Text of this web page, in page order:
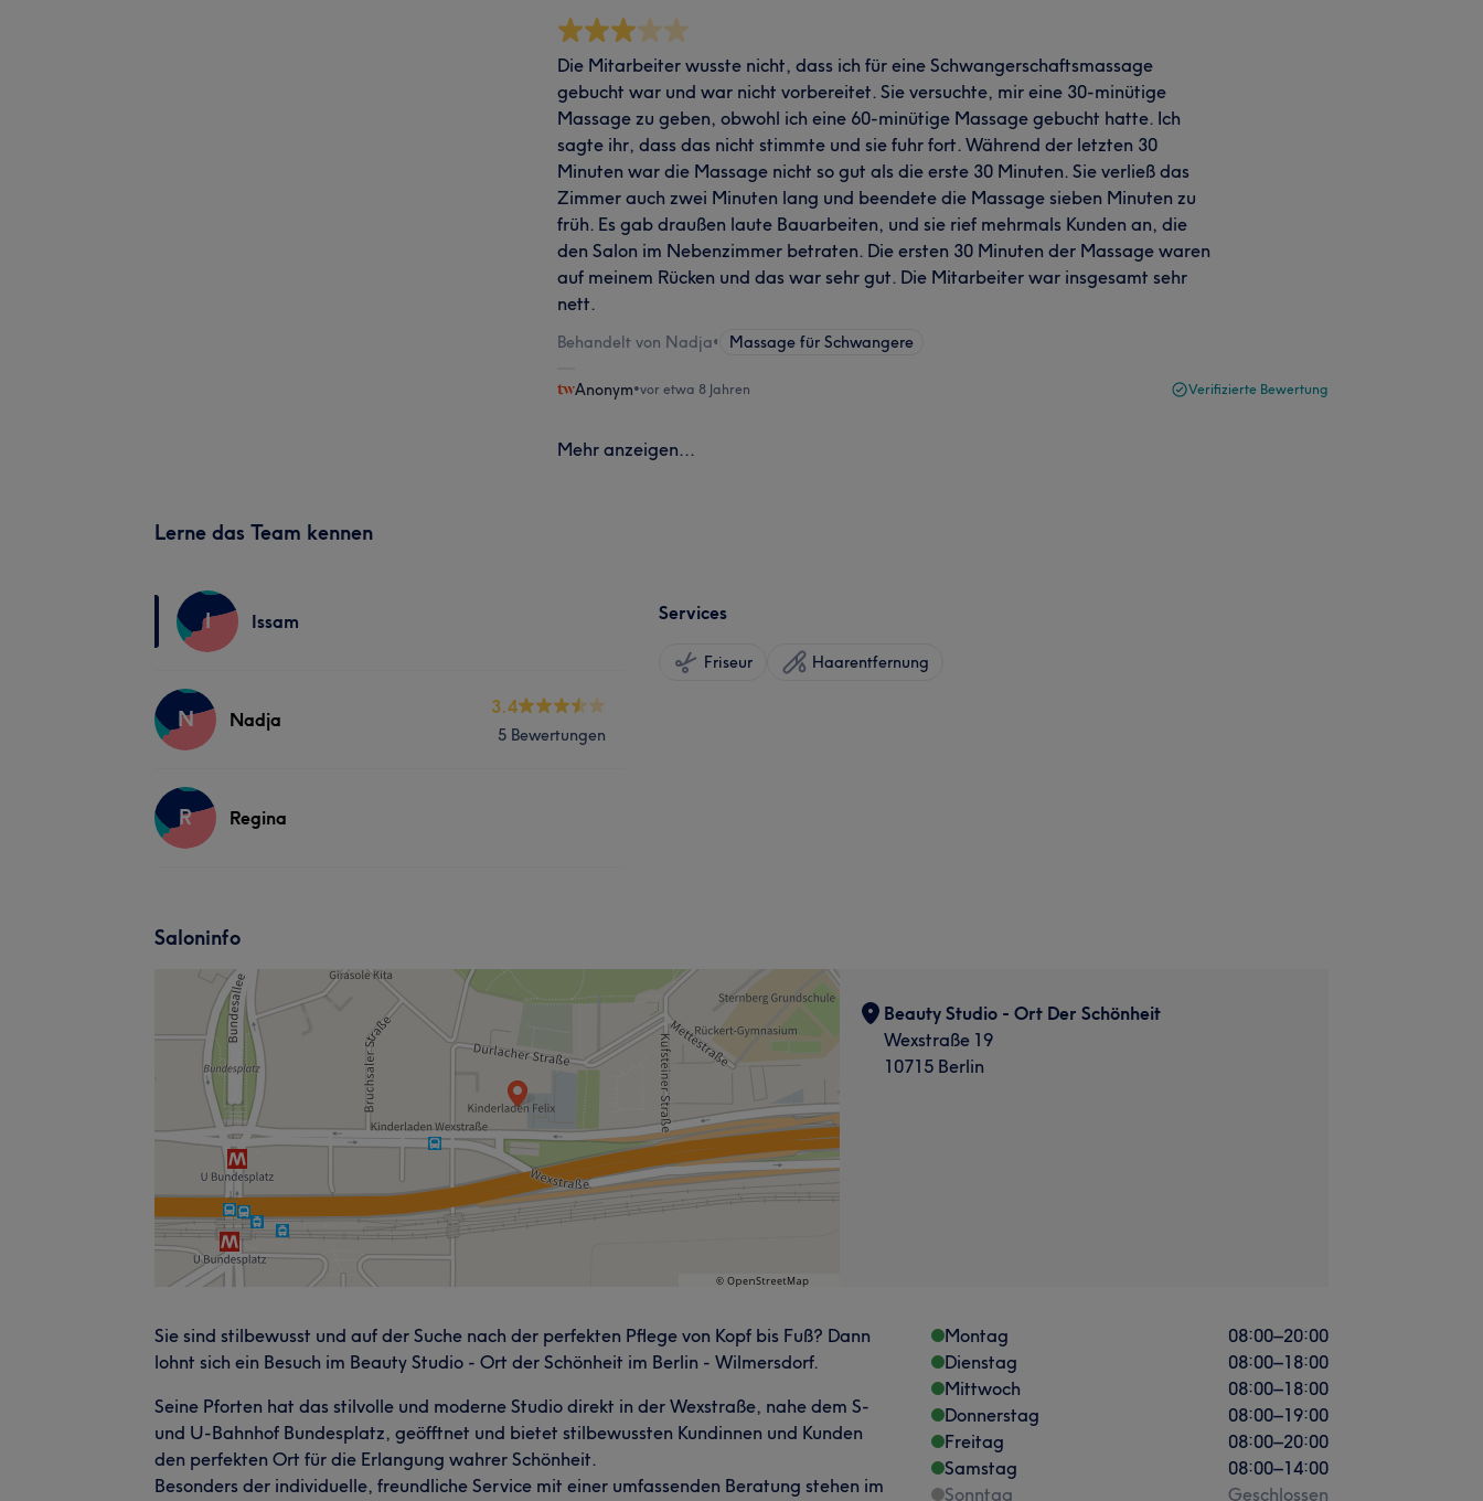
Die Mitarbeiter wusste nicht, dass ich für eine Schwangerschaftsmassage
gebucht war und war nicht vorbereitet. Sie versuchte, mir eine 30-minütige
Massage zu geben, obwohl ich eine 60-minütige Massage gebucht hatte. Ich
sagte ihr, dass das nicht stimmte und sie fuhr fort. Während der letzten 30
Minuten war die Massage nicht so gut als die erste 30 Minuten. Sie verließ das
Zimmer auch zwei Minuten lang und beendete die Massage sieben Minuten zu
früh. Es gab draußen laute Bauarbeiten, und sie rief mehrmals Kunden an, die
den Salon im Nebenzimmer betraten. Die ersten 30 Minuten der Massage waren
auf meinem Rücken und das war sehr gut. Die Mitarbeiter war insgesamt sehr
nett.
Behandelt von Nadja• Massage für Schwangere
Anonym•vor etwa 8 Jahren Verifizierte Bewertung
Mehr anzeigen...
Lerne das Team kennen
I Issam
N Nadja
3.4
5 Bewertungen
R Regina
Services
Friseur Haarentfernung
Saloninfo
Beauty Studio - Ort Der Schönheit
Wexstraße 19
10715 Berlin
Sie sind stilbewusst und auf der Suche nach der perfekten Pflege von Kopf bis Fuß? Dann
lohnt sich ein Besuch im Beauty Studio - Ort der Schönheit im Berlin - Wilmersdorf.
Seine Pforten hat das stilvolle und moderne Studio direkt in der Wexstraße, nahe dem S-
und U-Bahnhof Bundesplatz, geöfftnet und bietet stilbewussten Kundinnen und Kunden
den perfekten Ort für die Erlangung wahrer Schönheit.
Besonders der individuelle, freundliche Service mit einer umfassenden Beratung stehen im
Montag 08:00–20:00
Dienstag
08:00–18:00
Mittwoch
08:00–18:00
Donnerstag
08:00–19:00
Freitag
08:00–20:00
Samstag
08:00–14:00
Sonntag
Geschlossen